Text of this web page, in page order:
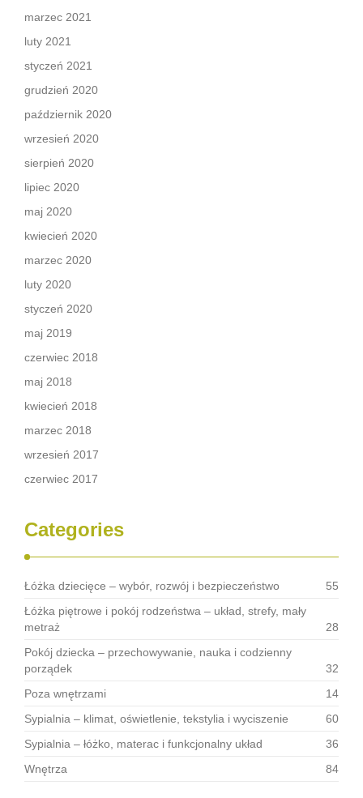
marzec 2021
luty 2021
styczeń 2021
grudzień 2020
październik 2020
wrzesień 2020
sierpień 2020
lipiec 2020
maj 2020
kwiecień 2020
marzec 2020
luty 2020
styczeń 2020
maj 2019
czerwiec 2018
maj 2018
kwiecień 2018
marzec 2018
wrzesień 2017
czerwiec 2017
Categories
Łóżka dziecięce – wybór, rozwój i bezpieczeństwo
55
Łóżka piętrowe i pokój rodzeństwa – układ, strefy, mały
metraż
28
Pokój dziecka – przechowywanie, nauka i codzienny
porządek
32
Poza wnętrzami
14
Sypialnia – klimat, oświetlenie, tekstylia i wyciszenie
60
Sypialnia – łóżko, materac i funkcjonalny układ
36
Wnętrza
84